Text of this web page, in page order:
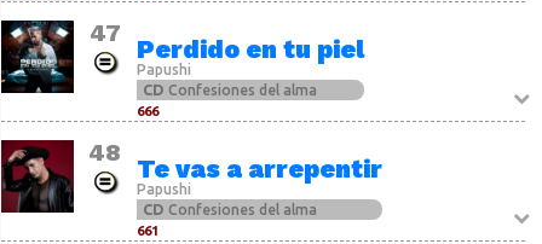
47
Perdido en tu piel
Papushi
CD Confesiones del alma
666
48
Te vas a arrepentir
Papushi
CD Confesiones del alma
661